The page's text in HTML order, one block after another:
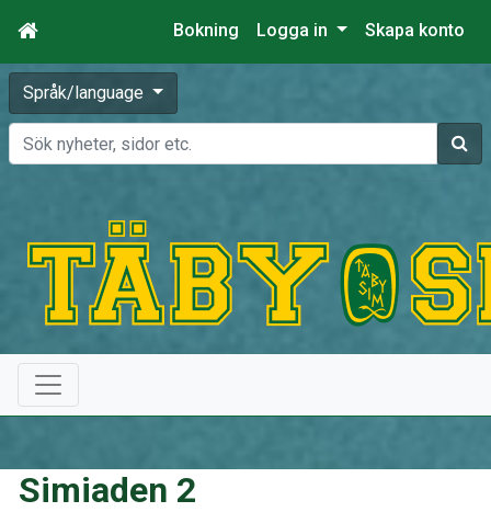
Bokning Logga in Skapa konto
Språk/language
Sök
Simiaden 2